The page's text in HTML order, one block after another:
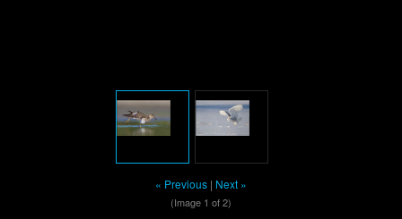
« Previous | Next »
(Image 1 of 2)